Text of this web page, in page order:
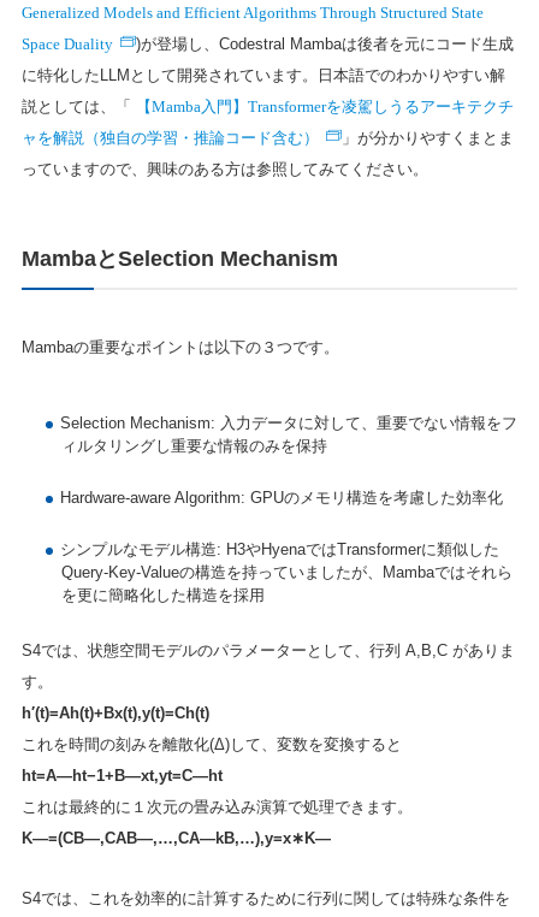
Generalized Models and Efficient Algorithms Through Structured State
Space Duality
)が登場し、Codestral Mambaは後者を元にコード生成
に特化したLLMとして開発されています。日本語でのわかりやすい解
説としては、「
【Mamba入門】Transformerを凌駕しうるアーキテクチ
ャを解説（独自の学習・推論コード含む）
」が分かりやすくまとま
っていますので、興味のある方は参照してみてください。
MambaとSelection Mechanism
Mambaの重要なポイントは以下の３つです。
Selection Mechanism: 入力データに対して、重要でない情報をフ
ィルタリングし重要な情報のみを保持
Hardware-aware Algorithm: GPUのメモリ構造を考慮した効率化
シンプルなモデル構造: H3やHyenaではTransformerに類似した
Query-Key-Valueの構造を持っていましたが、Mambaではそれら
を更に簡略化した構造を採用
S4では、状態空間モデルのパラメーターとして、行列 A,B,C がありま
す。
h′(t)=Ah(t)+Bx(t),y(t)=Ch(t)
これを時間の刻みを離散化(Δ)して、変数を変換すると
ht=A―ht−1+B―xt,yt=C―ht
これは最終的に１次元の畳み込み演算で処理できます。
K―=(CB―,CAB―,…,CA―kB,…),y=x∗K―
S4では、これを効率的に計算するために行列に関しては特殊な条件を